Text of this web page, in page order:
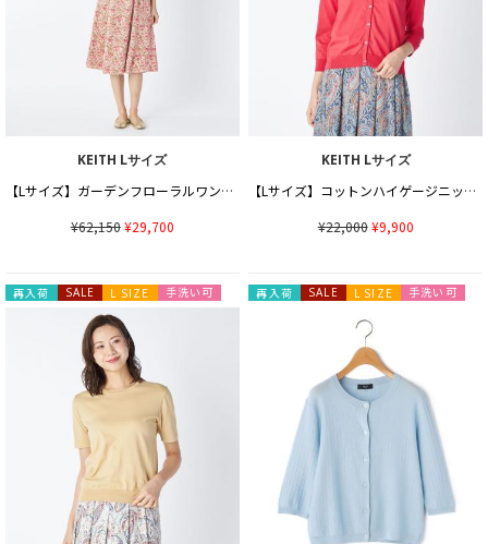
KEITH Lサイズ
【Lサイズ】ガーデンフローラルワンピース
¥62,150¥29,700
KEITH Lサイズ
【Lサイズ】コットンハイゲージニットカーディガン
¥22,000¥9,900
再入荷 SALE L SIZE 手洗い可 再入荷 SALE L SIZE 手洗い可